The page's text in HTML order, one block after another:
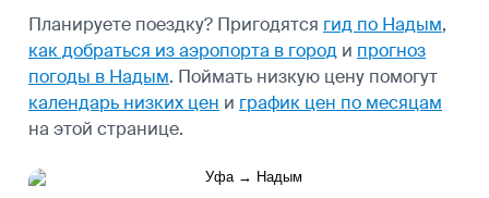
Планируете поездку? Пригодятся гид по Надым,
как добраться из аэропорта в город и прогноз
погоды в Надым. Поймать низкую цену помогут
календарь низких цен и график цен по месяцам
на этой странице.